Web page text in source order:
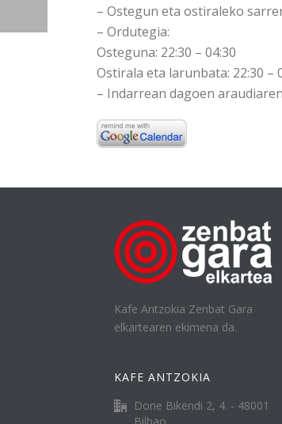
– Ostegun eta ostiraleko
– Ordutegia:
Osteguna: 22:30 – 04:30
Ostirala eta larunbata: 22:30 –
– Indarrean dagoen
Kafe Antzokia Zenbat Gara
elkartearen ekimena da.
KAFE ANTZOKIA
Done Bikendi 2, 4. - 48001